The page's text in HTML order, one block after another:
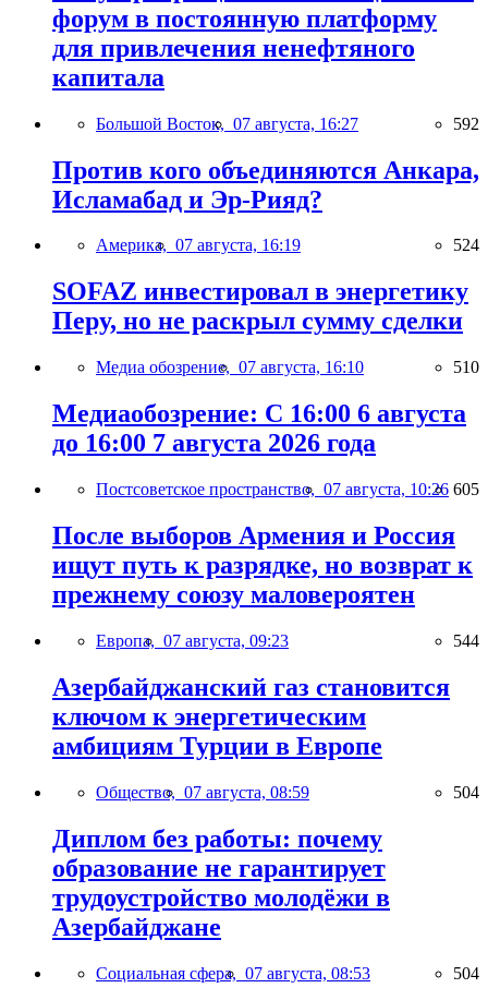
форум в постоянную платформу
для привлечения ненефтяного
капитала
Большой Восток, 07 августа, 16:27 592
Против кого объединяются Анкара,
Исламабад и Эр-Рияд?
Америка, 07 августа, 16:19 524
SOFAZ инвестировал в энергетику
Перу, но не раскрыл сумму сделки
Медиа обозрение, 07 августа, 16:10 510
Медиаобозрение: С 16:00 6 августа
до 16:00 7 августа 2026 года
Постсоветское пространство, 07 августа, 10:26 605
После выборов Армения и Россия
ищут путь к разрядке, но возврат к
прежнему союзу маловероятен
Европа, 07 августа, 09:23 544
Азербайджанский газ становится
ключом к энергетическим
амбициям Турции в Европе
Общество, 07 августа, 08:59 504
Диплом без работы: почему
образование не гарантирует
трудоустройство молодёжи в
Азербайджане
Социальная сфера, 07 августа, 08:53 504